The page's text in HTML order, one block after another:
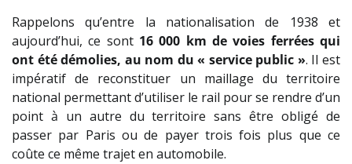
Rappelons qu’entre la nationalisation de 1938 et
aujourd’hui, ce sont 16 000 km de voies ferrées qui
ont été démolies, au nom du « service public ». Il est
impératif de reconstituer un maillage du territoire
national permettant d’utiliser le rail pour se rendre d’un
point à un autre du territoire sans être obligé de
passer par Paris ou de payer trois fois plus que ce
coûte ce même trajet en automobile.